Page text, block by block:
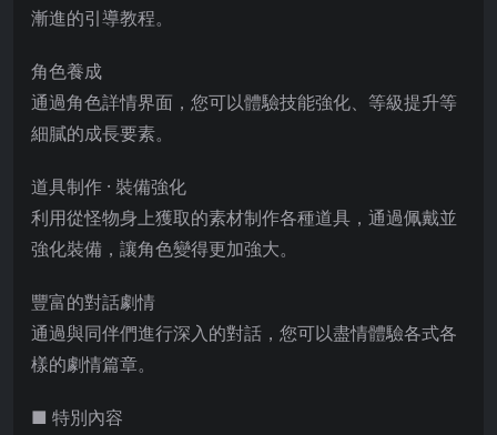
漸進的引導教程。
角色養成
通過角色詳情界面，您可以體驗技能強化、等級提升等
細膩的成長要素。
道具制作 · 裝備強化
利用從怪物身上獲取的素材制作各種道具，通過佩戴並
強化裝備，讓角色變得更加強大。
豐富的對話劇情
通過與同伴們進行深入的對話，您可以盡情體驗各式各
樣的劇情篇章。
■ 特別內容